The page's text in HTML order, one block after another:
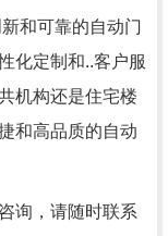
和可靠的自动门
化定制和..客户服
机构还是住宅楼
和高品质的自动
询，请随时联系